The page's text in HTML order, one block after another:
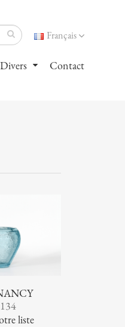
Français
Divers Contact
liste